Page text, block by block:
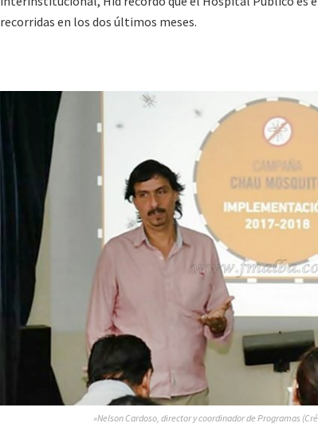
recorridas en los dos últimos meses.
»Nelson Cardoso, director y coordinador de Programas